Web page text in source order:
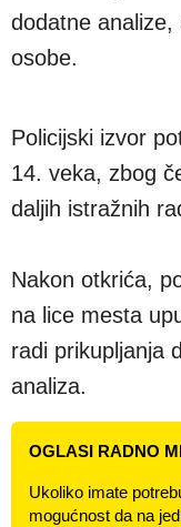
dodatne analize,
osobe.
Policijski izvor
14. veka, zbog
daljih istražnih
Nakon otkrića,
na lice mesta
radi prikupljanja
analiza.
OGLASI RADNO
Ukoliko imate
mogućnost da na